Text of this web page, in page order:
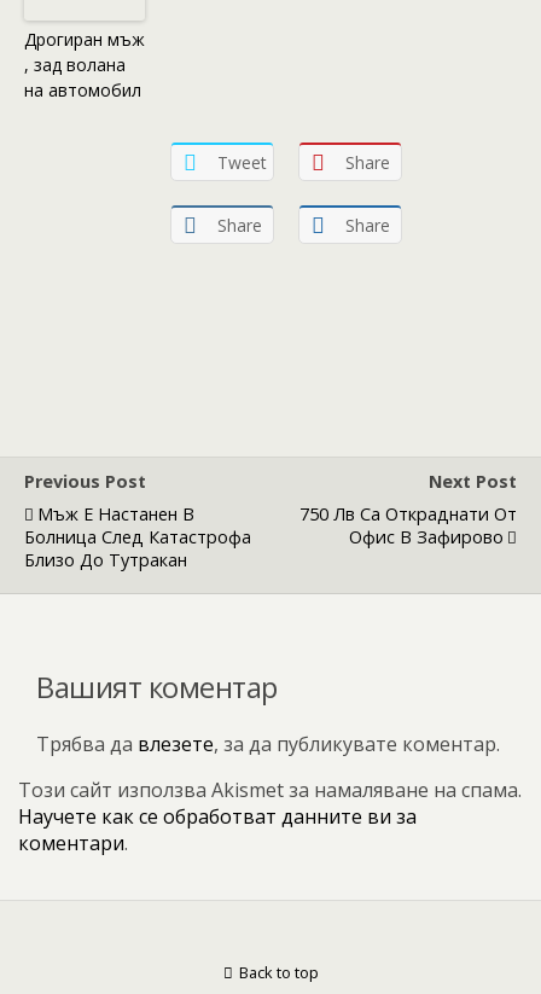
Дрогиран мъж
, зад волана
на автомобил
Tweet Share
Share Share
Previous Post
Мъж Е Настанен В
Болница След Катастрофа
Близо До Тутракан
Next Post
750 Лв Са Откраднати От
Офис В Зафирово
Вашият коментар
Трябва да влезете, за да публикувате коментар.
Този сайт използва Akismet за намаляване на спама.
Научете как се обработват данните ви за
коментари.
Back to top